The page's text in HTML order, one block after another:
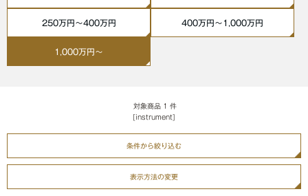
250万円〜400万円 400万円〜1,000万円
1,000万円〜
対象商品 1 件
[instrument]
条件から絞り込む
表示方法の変更